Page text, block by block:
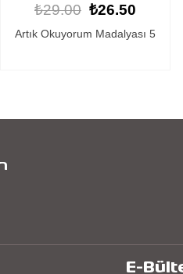
₺29.00 ₺26.50
Kişiye Özel Artık Okuyorum
E-